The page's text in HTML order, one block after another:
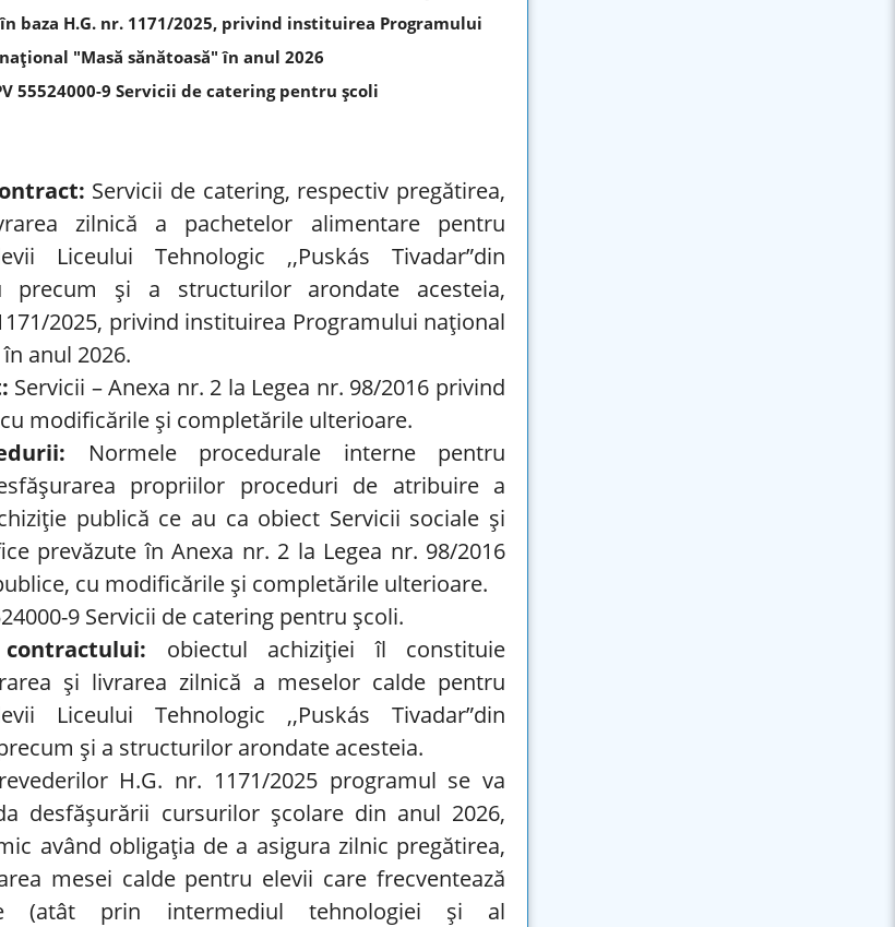
în baza H.G. nr. 1171/2025, privind instituirea Programului
naţional "Masă sănătoasă" în anul 2026
55524000-9 Servicii de catering pentru școli
Servicii de catering, respectiv pregătirea,
zilnică a pachetelor alimentare pentru
Liceului Tehnologic ,,Puskás Tivadar”din
precum și a structurilor arondate acesteia,
2025, privind instituirea Programului naţional
anul 2026.
Servicii – Anexa nr. 2 la Legea nr. 98/2016 privind
modificările și completările ulterioare.
Normele procedurale interne pentru
propriilor proceduri de atribuire a
publică ce au ca obiect Servicii sociale și
prevăzute în Anexa nr. 2 la Legea nr. 98/2016
cu modificările și completările ulterioare.
9 Servicii de catering pentru școli.
obiectul achiziției îl constituie
și livrarea zilnică a meselor calde pentru
Liceului Tehnologic ,,Puskás Tivadar”din
și a structurilor arondate acesteia.
H.G. nr. 1171/2025 programul se va
desfășurării cursurilor școlare din anul 2026,
având obligația de a asigura zilnic pregătirea,
mesei calde pentru elevii care frecventează
(atât prin intermediul tehnologiei și al